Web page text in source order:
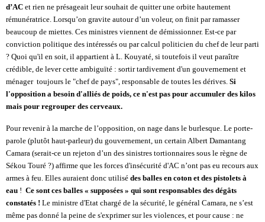
d’AC et rien ne présageait leur souhait de quitter une orbite hautement
rémunératrice. Lorsqu’on gravite autour d’un voleur, on finit par ramasser
beaucoup de miettes. Ces ministres viennent de démissionner. Est-ce par
conviction politique des intéressés ou par calcul politicien du chef de leur parti
? Quoi qu'il en soit, il appartient à L. Kouyaté, si toutefois il veut paraître
crédible, de lever cette ambiguïté : sortir tardivement d'un gouvernement et
ménager toujours le "chef de pays", responsable de toutes les dérives. Si
l'opposition a besoin d'alliés de poids, ce n'est pas pour accumuler des kilos
mais pour regrouper des cerveaux.
Pour revenir à la marche de l’opposition, on nage dans le burlesque. Le porte-
parole (plutôt haut-parleur) du gouvernement, un certain Albert Damantang
Camara (serait-ce un rejeton d’un des sinistres tortionnaires sous le règne de
Sékou Touré ?) affirme que les forces d'insécurité d'AC n’ont pas eu recours aux
armes à feu. Elles auraient donc utilisé des balles en coton et des pistolets à
eau ! Ce sont ces balles « supposées » qui sont responsables des dégâts
constatés ! Le ministre d'Etat chargé de la sécurité, le général Camara, ne s’est
même pas donné la peine de s'exprimer sur les violences, et pour cause : ne